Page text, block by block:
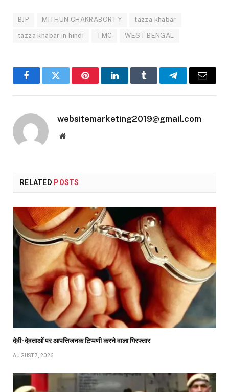
BJP MITHUN CHAKRABORTY tazza khabar
tazza khabar in hindi TMC WEST BENGAL
FacebookTwitter PinterestLinkedInTumblr TelegramEmail
websitemarketing2019@gmail.com
Website
RELATED POSTS
देवी-देवताओं पर आपत्तिजनक टिप्पणी करने वाला गिरफ्तार
AUGUST 7, 2026